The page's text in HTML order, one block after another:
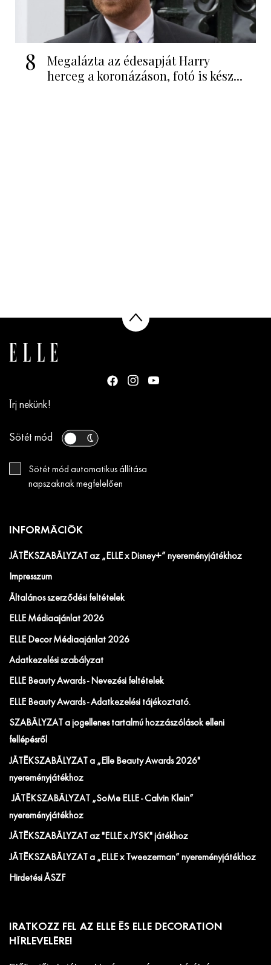
8
Megalázta az édesapját Harry
herceg a koronázáson, fotó is kész...
Írj nekünk!
Sötét mód
Sötét mód automatikus állítása
napszaknak megfelelően
INFORMÁCIÓK
JÁTÉKSZABÁLYZAT az „ELLE x Disney+” nyereményjátékhoz
Impresszum
Általános szerződési feltételek
ELLE Médiaajánlat 2026
ELLE Decor Médiaajánlat 2026
Adatkezelési szabályzat
ELLE Beauty Awards - Nevezési feltételek
ELLE Beauty Awards - Adatkezelési tájékoztató.
SZABÁLYZAT a jogellenes tartalmú hozzászólások elleni
fellépésről
JÁTÉKSZABÁLYZAT a „Elle Beauty Awards 2026"
nyereményjátékhoz
JÁTÉKSZABÁLYZAT „SoMe ELLE - Calvin Klein”
nyereményjátékhoz
JÁTÉKSZABÁLYZAT az "ELLE x JYSK" játékhoz
JÁTÉKSZABÁLYZAT a „ELLE x Tweezerman” nyereményjátékhoz
Hirdetési ÁSZF
IRATKOZZ FEL AZ ELLE ÉS ELLE DECORATION
HÍRLEVELÉRE!